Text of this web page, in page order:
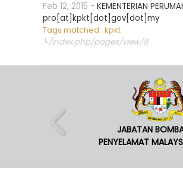
Feb 12, 2015 - KEMENTERIAN
pro[at]kpkt[dot]gov[dot]my
Tags matched : kpkt
└/index.php/pages/view/8
JABATAN
PENYELAMAT